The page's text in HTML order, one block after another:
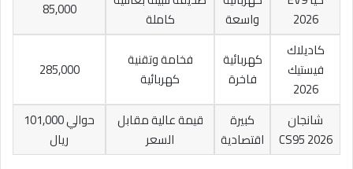
2026
واسعة
كاملة
85,000
كاديلاك
فيستيك
2026
كهربائية
فاخرة
فخامة وتقنية
كهربائية
285,000
شانجان
CS95 2026
كبيرة
اقتصادية
قيمة عالية مقابل
السعر
حوالي 101,000
ريال